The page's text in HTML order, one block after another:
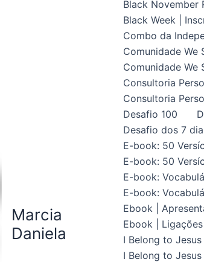
Marcia
Daniela
Black November
Black Week |
Combo da
Comunidade We
Comunidade We
Consultoria
Consultoria
Desafio 100
Desafio dos 7
E-book: 50
E-book: 50
E-book:
E-book:
Ebook |
Ebook |
I Belong to Jesus
I Belong to Jesus